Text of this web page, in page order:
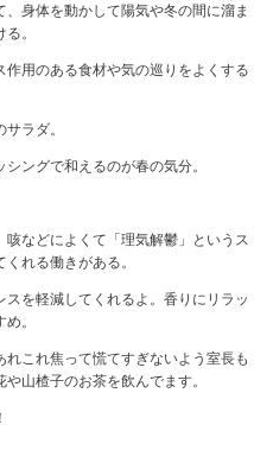
身体を動かして陽気や冬の間に溜ま
。
用のある食材や気の巡りをよくする
ラダ。
ングで和えるのが春の気分。
などによくて「理気解鬱」というス
れる働きがある。
を軽減してくれるよ。香りにリラッ
。
これ焦って慌てすぎないよう室長も
山楂子のお茶を飲んでます。